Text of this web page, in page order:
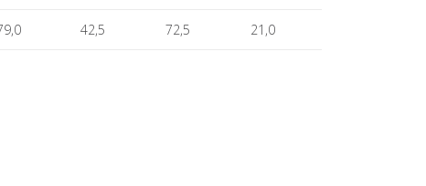
42,5 72,5 21,0